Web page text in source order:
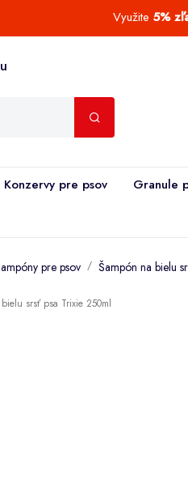
Využite 5%
Konzervy pre psov Granule
pre psov Šampón na bielu